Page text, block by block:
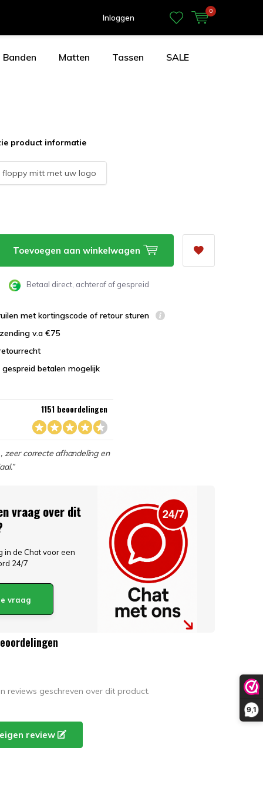
9,1
Inloggen
0
Banden Matten Tassen SALE
product informatie
floppy mitt met uw logo
Toevoegen aan winkelwagen
Betaal direct, achteraf of gespreid
met kortingscode of retour sturen
v.a €75
betalen mogelijk
1151 beoordelingen
zeer correcte afhandeling en
vraag over dit
in de Chat voor een
24/7
vraag
reviews geschreven over dit product.
review